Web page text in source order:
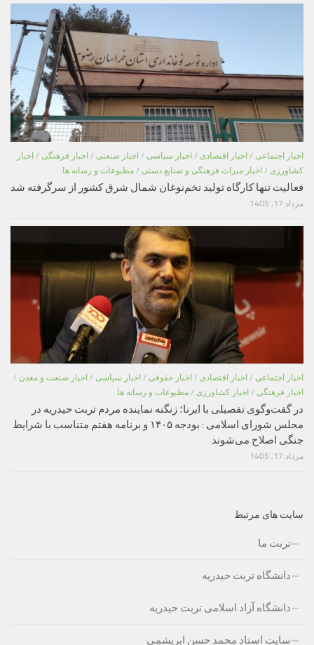
اخبار اجتماعی / اخبار اقتصادی / اخبار سیاسی / اخبار صنعتی / اخبار فرهنگی / اخبار
کشاورزی / اخبار میراث فرهنگی و صنایع دستی / مطبوعات و رسانه ها
فعالیت تنها کارگاه تولید تخم‌نوغان شمال شرق کشور از سرگرفته شد
مرداد 17, 1405
اخبار اجتماعی / اخبار اقتصادی / اخبار حقوقی / اخبار سیاسی / اخبار صنعت و معدن /
اخبار فرهنگی / اخبار کشاورزی / مطبوعات و رسانه ها
در گفت‌وگوی تفصیلی با ایرنا؛ زنگنه نماینده مردم تربت حیدریه در
مجلس شورای اسلامی : بودجه ۱۴۰۵ و برنامه هفتم متناسب با شرایط
جنگی اصلاح می‌شوند
مرداد 17, 1405
سایت های مرتبط
تربت ما
دانشگاه تربت حیدریه
دانشگاه آزاد اسلامی تربت حیدریه
سایت استاد محمد حسن ابریشمی